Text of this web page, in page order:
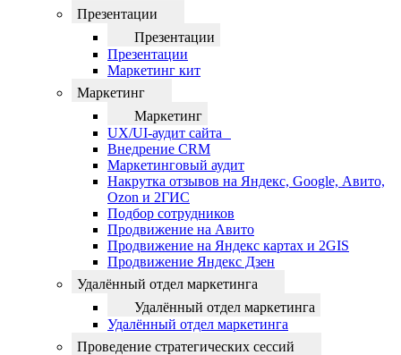
Презентации
Презентации
Презентации
Маркетинг кит
Маркетинг
Маркетинг
UX/UI-аудит сайта
Внедрение CRM
Маркетинговый аудит
Накрутка отзывов на Яндекс, Google, Авито,
Ozon и 2ГИС
Подбор сотрудников
Продвижение на Авито
Продвижение на Яндекс картах и 2GIS
Продвижение Яндекс Дзен
Удалённый отдел маркетинга
Удалённый отдел маркетинга
Удалённый отдел маркетинга
Проведение стратегических сессий